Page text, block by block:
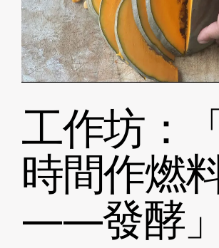
工作坊：
時間作燃
——發酵」